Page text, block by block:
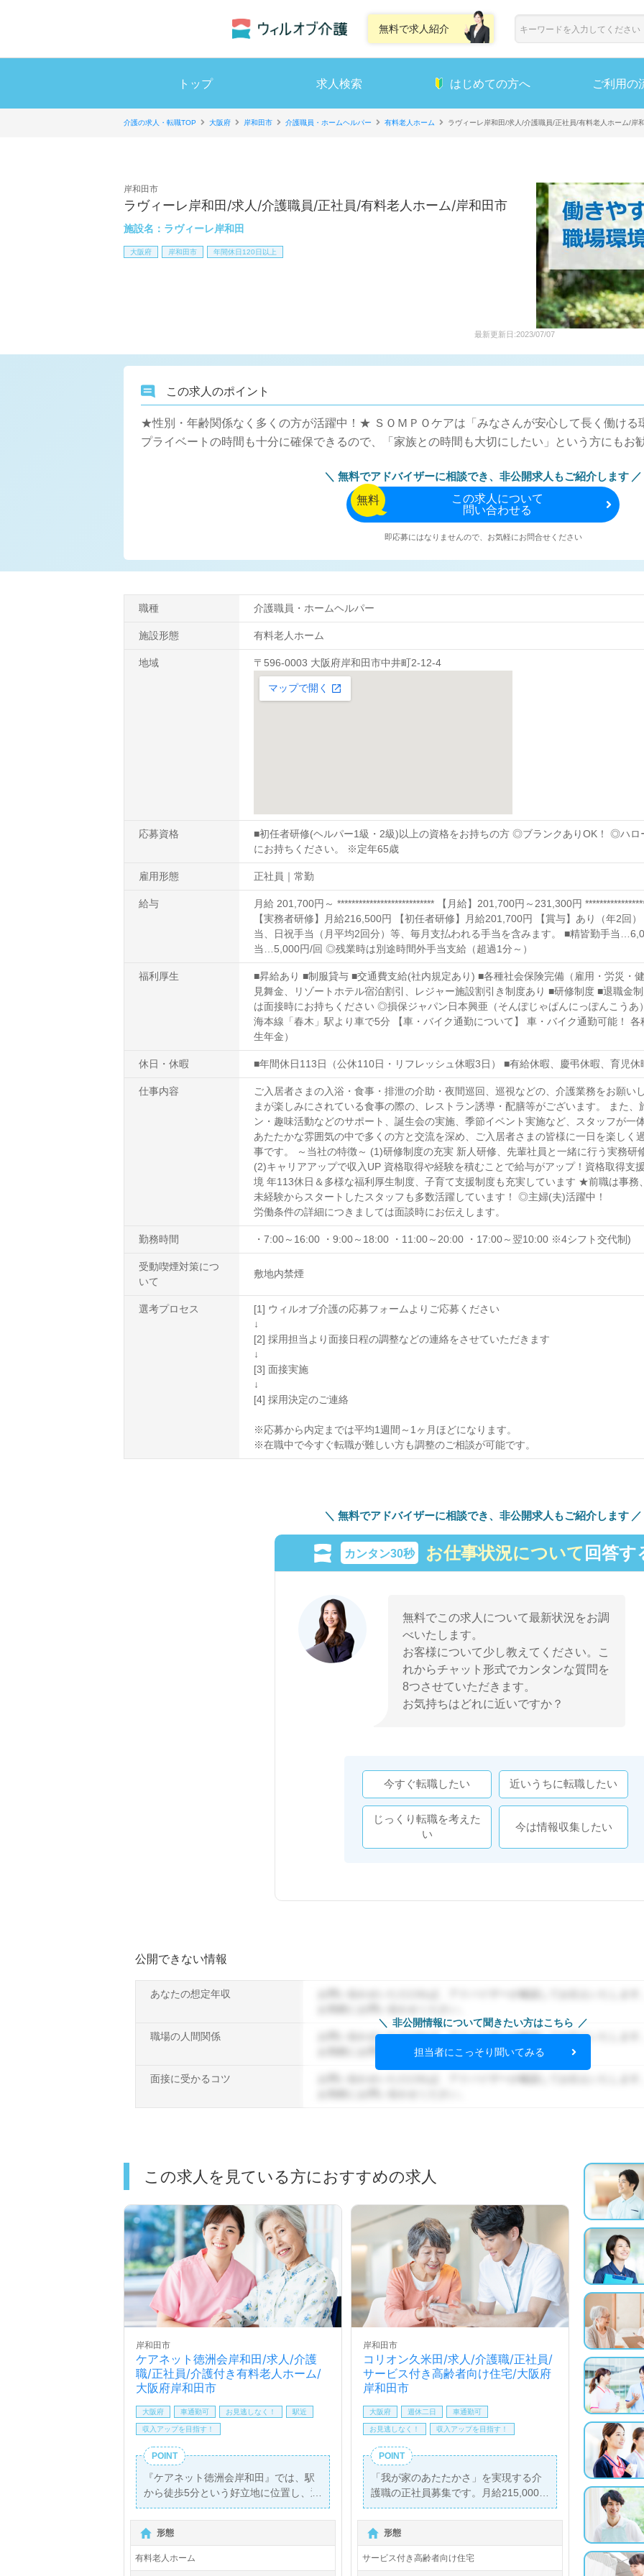
無料で求人紹介
トップ 求人検索 はじめての方へ ご利用の
介護の求人・転職TOP 大阪府 岸和田市 介護職員・ホームヘルパー 有料老人ホーム ラヴィーレ岸和田/求人/介護職員/正社員/有料老人ホーム/岸
ラヴィーレ岸和田/求人/介護職員/正社員/有料老人ホーム/岸和田市
施設名： ラヴィーレ岸和田
岸和田市
大阪府 岸和田市 年間休日120日以上
最新更新日:2023/07/07
この求人のポイント
★性別・年齢関係なく多くの方が活躍中！★ ＳＯＭＰＯケアは「みなさんが安心して長く働ける
プライベートの時間も十分に確保できるので、「家族との時間も大切にしたい」という方にもお
無料でアドバイザーに相談でき、 非公開求人もご紹介します
無料
この求人について
問い合わせる
即応募にはなりませんので、お気軽にお問合せください
職種 介護職員・ホームヘルパー
施設形態 有料老人ホーム
地域 〒596-0003 大阪府岸和田市中井町2-12-4
応募資格
■初任者研修(ヘルパー1級・2級)以上の資格をお持ちの方 ◎ブランクありOK！ ◎ハロ
にお持ちください。 ※定年65歳
雇用形態 正社員｜常勤
給与
月給 201,700円～ *************************** 【月給】201,700円～231,300円
【実務者研修】月給216,500円 【初任者研修】月給201,700円 【賞与】あり（年2回
当、日祝手当（月平均2回分）等、毎月支払われる手当を含みます。 ■精皆勤手当
当…5,000円/回 ◎残業時は別途時間外手当支給（超過1分～）
福利厚生
■昇給あり ■制服貸与 ■交通費支給(社内規定あり) ■各種社会保険完備（雇用・労災・
見舞金、リゾートホテル宿泊割引、レジャー施設割引き制度あり ■研修制度 ■退職金
は面接時にお持ちください ◎損保ジャパン日本興亜（そんぽじゃぱんにっぽんこう
海本線「春木」駅より車で5分 【車・バイク通勤について】 車・バイク通勤可能！
生年金）
休日・休暇 ■年間休日113日（公休110日・リフレッシュ休暇3日） ■有給休暇、慶弔休暇、育児休
仕事内容
ご入居者さまの入浴・食事・排泄の介助・夜間巡回、巡視などの、介護業務をお願い
まが楽しみにされている食事の際の、レストラン誘導・配膳等がございます。 また
ン・趣味活動などのサポート、誕生会の実施、季節イベント実施など、スタッフが一
あたたかな雰囲気の中で多くの方と交流を深め、ご入居者さまの皆様に一日を楽しく
事です。 ～当社の特徴～ (1)研修制度の充実 新人研修、先輩社員と一緒に行う実務研
(2)キャリアアップで収入UP 資格取得や経験を積むことで給与がアップ！資格取得支
境 年113休日＆多様な福利厚生制度、子育て支援制度も充実しています ★前職は事務
未経験からスタートしたスタッフも多数活躍しています！ ◎主婦(夫)活躍中！
労働条件の詳細につきましては面談時にお伝えします。
勤務時間 ・7:00～16:00 ・9:00～18:00 ・11:00～20:00 ・17:00～翌10:00 ※4シフト交代制)
受動喫煙対策につ
いて
敷地内禁煙
選考プロセス
[1] ウィルオブ介護の応募フォームよりご応募ください
↓
[2] 採用担当より面接日程の調整などの連絡をさせていただきます
↓
[3] 面接実施
↓
[4] 採用決定のご連絡
※応募から内定までは平均1週間～1ヶ月ほどになります。
※在職中で今すぐ転職が難しい方も調整のご相談が可能です。
無料でアドバイザーに相談でき、 非公開求人もご紹介します
カンタン30秒 お仕事状況について 回答す
無料でこの求人について最新状況をお調
べいたします。
お客様について少し教えてください。こ
れからチャット形式でカンタンな質問を
8つさせていただきます。
お気持ちはどれに近いですか？
今すぐ転職したい 近いうちに転職したい
じっくり転職を考えた
い
今は情報収集したい
公開できない情報
あなたの想定年収
職場の人間関係
お問い合わせいただければ、アドバイザーが確認してお伝えいたします
お気軽にお問い合わせください。
面接に受かるコツ
非公開情報について聞きたい方はこちら
担当者にこっそり聞いてみる
この求人を見ている方におすすめの求人
ケアネット徳洲会岸和田/求人/介護
職/正社員/介護付き有料老人ホーム/
大阪府岸和田市
岸和田市
大阪府 車通勤可 お見逃しなく！ 駅近
収入アップを目指す！
POINT
『ケアネット徳洲会岸和田』では、駅
から徒歩5分という好立地に位置し、通
勤のストレスを軽減できる環境が整っ
ています。月給は205,000円から
224,000円と安定した収入が得られ、
年2回の賞与も用意されていますので、
経済的な安心感を持ちながら働くこと
形態
有料老人ホーム
コリオン久米田/求人/介護職/正社員/
サービス付き高齢者向け住宅/大阪府
岸和田市
岸和田市
大阪府 週休二日 車通勤可
お見逃しなく！ 収入アップを目指す！
POINT
「我が家のあたたかさ」を実現する介
護職の正社員募集です。月給215,000
円?313,000円に加え、年2回の賞与が
支給される魅力的な職場です。勤務地
は『久米田駅』から徒歩10分の『サー
ビス付き高齢者住宅コリオン久米田』
で、車通勤も可能です。定員29名のこ
形態
サービス付き高齢者向け住宅